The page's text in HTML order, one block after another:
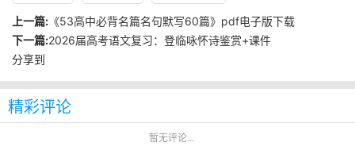
上一篇: 《53高中必背名篇名句默写60篇》pdf电子版下载
下一篇:2026届高考语文复习：登临咏怀诗鉴赏+课件
分享到
精彩评论
暂无评论...